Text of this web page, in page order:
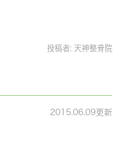
投稿者: 天神整骨院
2015.06.09更新